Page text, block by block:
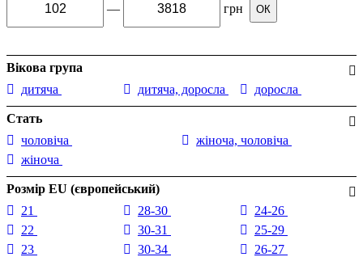
— грн ОК
Вікова група
дитяча
дитяча, доросла доросла
Стать
чоловіча
жіноча
жіноча, чоловіча
Розмір EU (європейський)
21
22
23
28-30
30-31
30-34
24-26
25-29
26-27